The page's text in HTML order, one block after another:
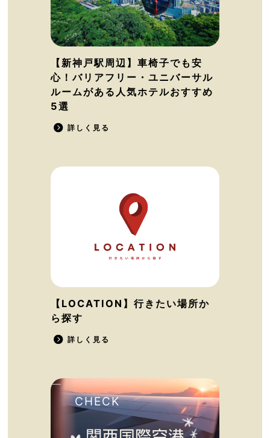
【新神戸駅周辺】車椅子でも安
心！バリアフリー・ユニバーサル
ルームがある人気ホテルおすすめ
5選
詳しく見る
【LOCATION】行きたい場所か
ら探す
詳しく見る